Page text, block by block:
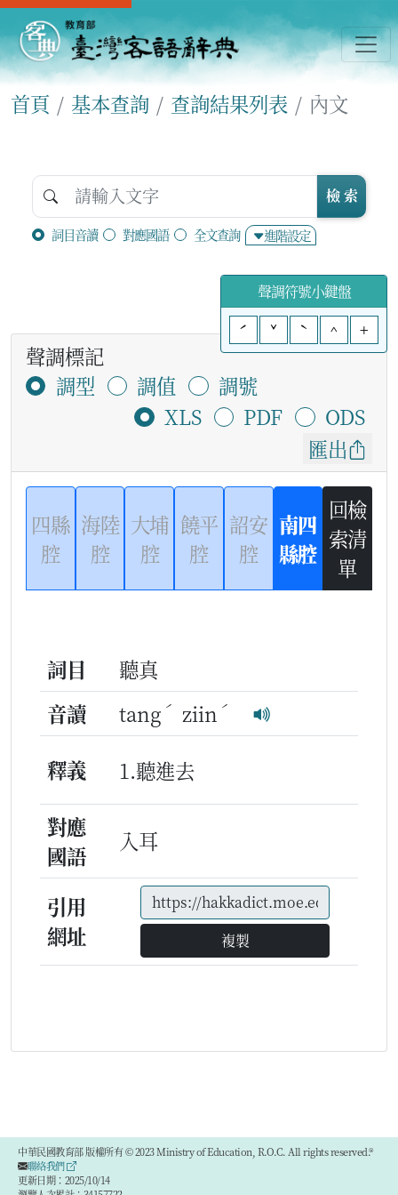
首頁 基本查詢 查詢結果列表 內文
詞目音讀 對應國語 全文查詢 進階設定
檢 索
聲調符號小鍵盤
ˊ
ˇ ˋ ^ +
聲調標記
調型
調值
調號
XLS
PDF
ODS
匯出
四縣
腔
海陸
腔
大埔
腔
饒平
腔
詔安
腔
南四
縣腔
回檢
索清
單
詞目
聽真
音讀
tang ˊ ziin ˊ
釋義
1.聽進去
對應
國語
入耳
引用
網址
複製
中華民國教育部 版權所有 © 2023 Ministry of Education, R.O.C. All rights reserved.®
聯絡我們
更新日期：2025/10/14